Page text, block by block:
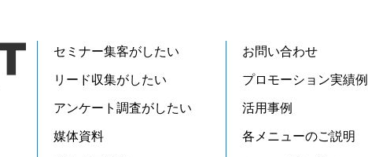
セミナー集客がしたい
リード収集がしたい
アンケート調査がしたい
媒体資料
お問い合わせ
プロモーション実績例
活用事例
各メニューのご説明